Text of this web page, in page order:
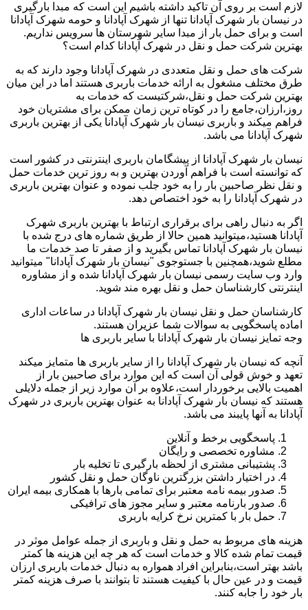
لازم است بر روی آن تاکید داشته باشیم این است که مبدا بارگیری
در نیسان بار شهرک آپادانا تنها از شهرک آپادانا و حومه شهرک آپادانا
است و برای حمل بار از مبدا سایر شهرستان ها سرویس نداریم.
بهترین شرکت حمل و نقل در شهرک آپادانا کدام است؟
شرکت های حمل و نقل متعددی در شهرک آپادانا وجود دارند که به
طرق مختلف مشغول به ارائه خدمات باربری هستند اما در این میان
بهترین شرکت حمل و نقل،شرکتیست که خدمات به
روز،ارزان،جامع را در کوتاه ترین زمان ممکن برای مشتریان خود
فراهم میکند و باربری نیسان بار شهرک آپادانا یکی از بهترین باربری
شهرک آپادانا می باشد.
نیسان بار شهرک آپادانا از پیشگامان باربری اینترنتی در کشور است
که توانسته است با فراهم آوردن بهترین و به روز ترین خدمات حمل
و نقل نظر صاحبین بار را به خود جلب نموده و عنوان بهترین باربری
در شهرک آپادانا را به خود اختصاص دهد.
اگر به دنبال راهی برای برقراری ارتباط با بهترین باربری شهرک
آپادانا هستید،میتوانید همین حالا از طریق شماره های درج شده با
نیسان بار شهرک آپادانا تماس بگیرید و از صفر تا صد خدمات ما
مطلع شوید،همچنین با جستوجوی "نیسان بار شهرک آپادانا" میتوانید
وارد وب سایت رسمی نیسان بار شهرک آپادانا شده و از مشاوره
اینترنتی کارشناسان حمل و نقل بهره مند شوید.
کارشناسان حمل و نقل نیسان بار شهرک آپادانا در ساعات اداری
اماده پاسخگویی به سوالات شما عزیران هستند.
وجه تمایز نیسان بار شهرک آپادانا با سایر باربری ها
آنچه که نیسان بار شهرک آپادانا را از سایر باربری ها متمایز میکند
تعهد و خوش قولی آن است که این موارد برای صاحبین بار از
اهمیت بالایی برخوردار است،علاوه بر آن موارد زیر از جمله دلایلی
هستند که نیسان بار شهرک آپادانا به عنوان بهترین باربری در شهرک
آپادانا به آنها پایبند می باشد.
پاسخگویی برخط و آنلاین
مشاوره تخصصی و رایگان
پشتیبانی مشتری از لحظه بارگیری تا تخلیه بار
در اختیار داشتن بزرگترین ناوگان حمل و نقل کشور
صدور بیمه نامه معتبر برای تمامی بارها با همکاری بیمه ایران
صدور بارنامه معتبر و سایر مجوز های ترافیکی
حمل بار با کمترین نرخ کرایه باربری
هزینه های مربوط به حمل و نقل و باربری از جمله عوامل موثر در
قیمت تمام شده کالا و خدمات است که هر چه این هزینه ها کمتر
باشد بهتر است،بنابراین افراد همواره به دنبال خدمات باربری ارزان
قیمت و در عین حال با کیفیت هستند تا بتوانند با صرف هزینه کمتر
بار خود را جابه کنند.